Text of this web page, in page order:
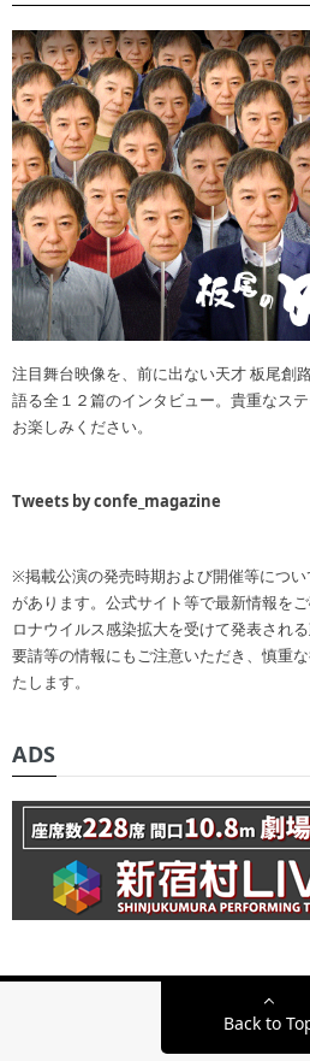
注目舞台映像を、前に出ない天才 板尾創
語る全１２篇のインタビュー。貴重なス
お楽しみください。
Tweets by confe_magazine
※掲載公演の発売時期および開催等につ
があります。公式サイト等で最新情報を
ロナウイルス感染拡大を受けて発表され
要請等の情報にもご注意いただき、慎重
たします。
ADS
Back to